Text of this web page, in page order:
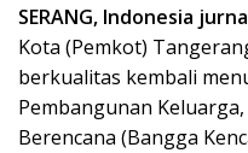
SERANG, Indonesia
Kota (Pemkot)
berkualitas kembali
Pembangunan
Berencana (Bangga